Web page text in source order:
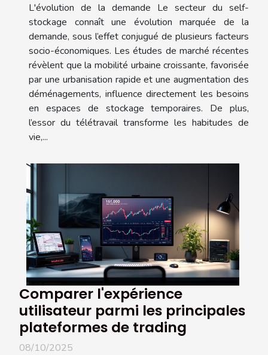
L'évolution de la demande Le secteur du self-
stockage connaît une évolution marquée de la
demande, sous l’effet conjugué de plusieurs facteurs
socio-économiques. Les études de marché récentes
révèlent que la mobilité urbaine croissante, favorisée
par une urbanisation rapide et une augmentation des
déménagements, influence directement les besoins
en espaces de stockage temporaires. De plus,
l’essor du télétravail transforme les habitudes de
vie,...
Comparer l'expérience
utilisateur parmi les principales
plateformes de trading
08/10/2025